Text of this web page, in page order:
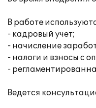
В работе
- кадровый учет;
- начисление
- налоги и взносы с
-
Ведется